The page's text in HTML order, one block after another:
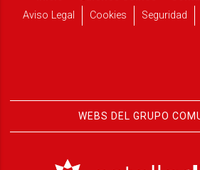
Aviso Legal
Cookies Seguridad
WEBS DEL GRUPO